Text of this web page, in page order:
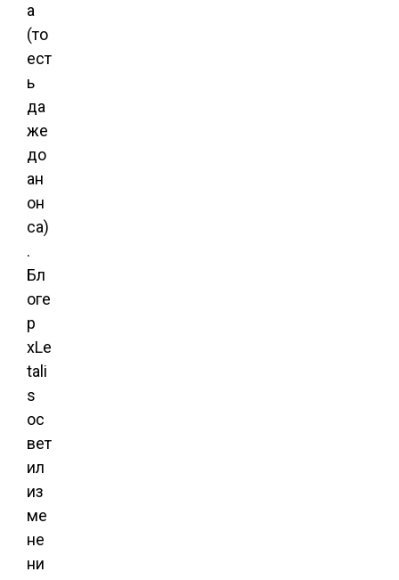
а
(то
ест
ь
да
же
до
ан
он
са)
.
Бл
оге
р
xLe
tali
s
ос
вет
ил
из
ме
не
ни